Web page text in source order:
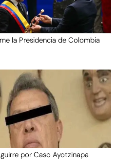
la Presidencia de Colombia
por Caso Ayotzinapa